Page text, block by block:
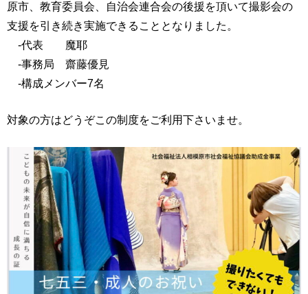
原市、教育委員会、自治会連合会の後援を頂いて撮影会の
支援を引き続き実施できることとなりました。
-代表 魔耶
-事務局 齋藤優見
-構成メンバー7名
対象の方はどうぞこの制度をご利用下さいませ。